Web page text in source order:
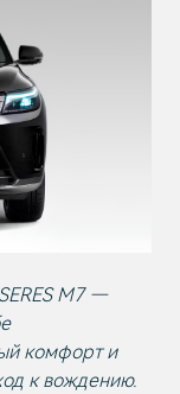
M7 —
комфорт и
к вождению.